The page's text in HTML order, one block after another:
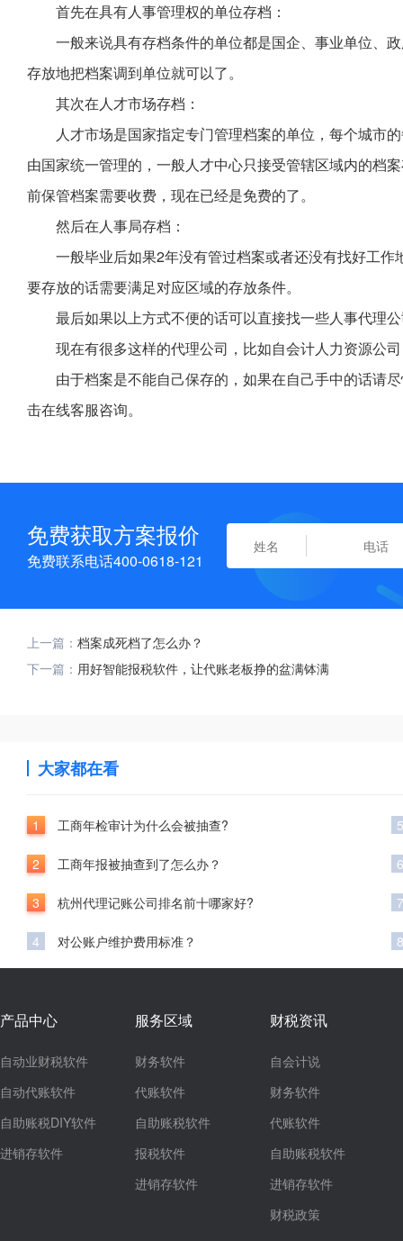
首先在具有人事管理权的单位存档：
一般来说具有存档条件的单位都是国企、事业单位、
存放地把档案调到单位就可以了。
其次在人才市场存档：
人才市场是国家指定专门管理档案的单位，每个城市
由国家统一管理的，一般人才中心只接受管辖区域内的档
前保管档案需要收费，现在已经是免费的了。
然后在人事局存档：
一般毕业后如果2年没有管过档案或者还没有找好工
要存放的话需要满足对应区域的存放条件。
最后如果以上方式不便的话可以直接找一些人事代理
现在有很多这样的代理公司，比如自会计人力资源公
由于档案是不能自己保存的，如果在自己手中的话请
击在线客服咨询。
免费获取方案报价
免费联系电话400-0618-121
上一篇： 档案成死档了怎么办？
下一篇： 用好智能报税软件，让代账老板挣的盆满钵满
大家都在看
1 工商年检审计为什么会被抽查?
2 工商年报被抽查到了怎么办？
3 杭州代理记账公司排名前十哪家好?
4 对公账户维护费用标准？
5
6
7
8
产品中心
自动业财税软件
自动代账软件
自助账税DIY软件
进销存软件
服务区域
财务软件
代账软件
自助账税软件
报税软件
进销存软件
财税资讯
自会计说
财务软件
代账软件
自助账税软件
进销存软件
财税政策